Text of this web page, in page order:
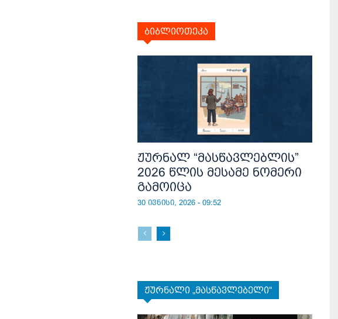
ბიბლიოთეკა
ჟურნალ “მასწავლებლის”
2026 წლის მესამე ნომერი
გამოიცა
30 ივნისი, 2026 - 09:52
ჟურნალი „მასწავლებელი“